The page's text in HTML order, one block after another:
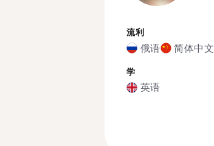
流利
俄语 简体中文
学
英语